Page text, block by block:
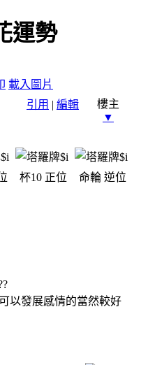
運勢
載入圖片
引用 | 編輯
樓主
▼
杯10 正位 命輪 逆位
以發展感情的當然較好